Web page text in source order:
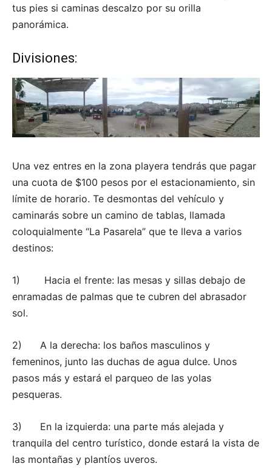
tus pies si caminas descalzo por su orilla
panorámica.
Divisiones:
Una vez entres en la zona playera tendrás que pagar
una cuota de $100 pesos por el estacionamiento, sin
límite de horario. Te desmontas del vehículo y
caminarás sobre un camino de tablas, llamada
coloquialmente “La Pasarela” que te lleva a varios
destinos:
1) Hacia el frente: las mesas y sillas debajo de
enramadas de palmas que te cubren del abrasador
sol.
2) A la derecha: los baños masculinos y
femeninos, junto las duchas de agua dulce. Unos
pasos más y estará el parqueo de las yolas
pesqueras.
3) En la izquierda: una parte más alejada y
tranquila del centro turístico, donde estará la vista de
las montañas y plantíos uveros.